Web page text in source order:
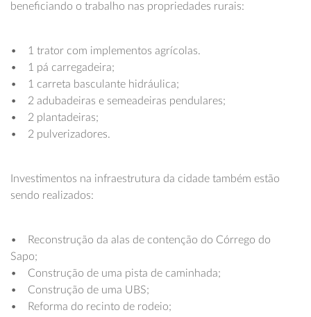
beneficiando o trabalho nas propriedades rurais:
• 1 trator com implementos agrícolas.
• 1 pá carregadeira;
• 1 carreta basculante hidráulica;
• 2 adubadeiras e semeadeiras pendulares;
• 2 plantadeiras;
• 2 pulverizadores.
Investimentos na infraestrutura da cidade também estão
sendo realizados:
• Reconstrução da alas de contenção do Córrego do
Sapo;
• Construção de uma pista de caminhada;
• Construção de uma UBS;
• Reforma do recinto de rodeio;